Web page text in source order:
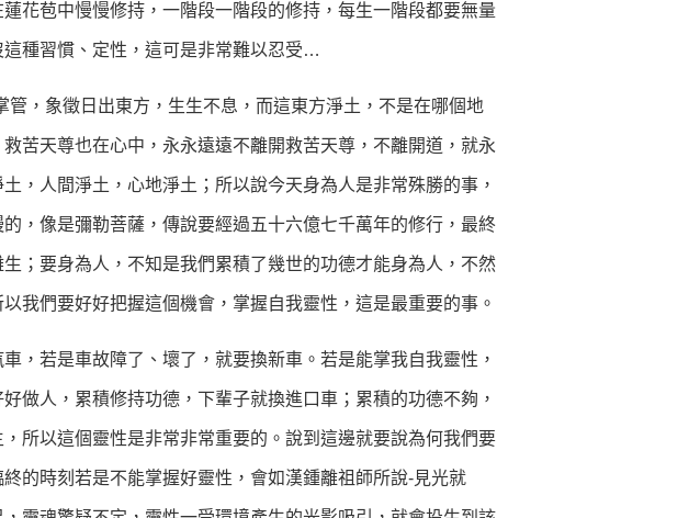
花苞中慢慢修持，一階段一階段的修持，每生一階段都要無量
種習慣、定性，這可是非常難以忍受…
，象徵日出東方，生生不息，而這東方淨土，不是在哪個地
苦天尊也在心中，永永遠遠不離開救苦天尊，不離開道，就永
，人間淨土，心地淨土；所以說今天身為人是非常殊勝的事，
，像是彌勒菩薩，傳說要經過五十六億七千萬年的修行，最終
；要身為人，不知是我們累積了幾世的功德才能身為人，不然
我們要好好把握這個機會，掌握自我靈性，這是最重要的事。
若是車故障了、壞了，就要換新車。若是能掌我自我靈性，
做人，累積修持功德，下輩子就換進口車；累積的功德不夠，
所以這個靈性是非常非常重要的。說到這邊就要說為何我們要
的時刻若是不能掌握好靈性，會如漢鍾離祖師所說-見光就